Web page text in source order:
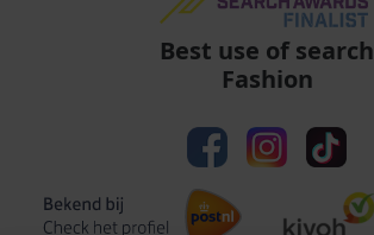
Best use of search
Fashion